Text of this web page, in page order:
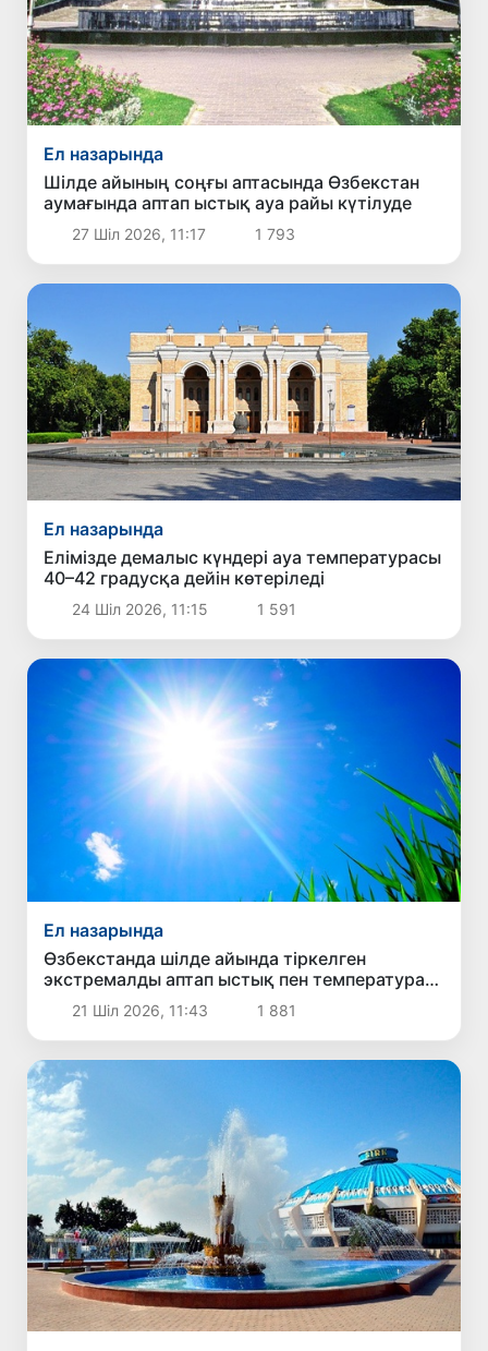
Ел назарында
Шілде айының соңғы аптасында Өзбекстан
аумағында аптап ыстық ауа райы күтілуде
27 Шіл 2026, 11:17 1 793
Ел назарында
Елімізде демалыс күндері ауа температурасы
40–42 градусқа дейін көтеріледі
24 Шіл 2026, 11:15 1 591
Ел назарында
Өзбекстанда шілде айында тіркелген
экстремалды аптап ыстық пен температура
рекордтарының себебі неде?
21 Шіл 2026, 11:43 1 881